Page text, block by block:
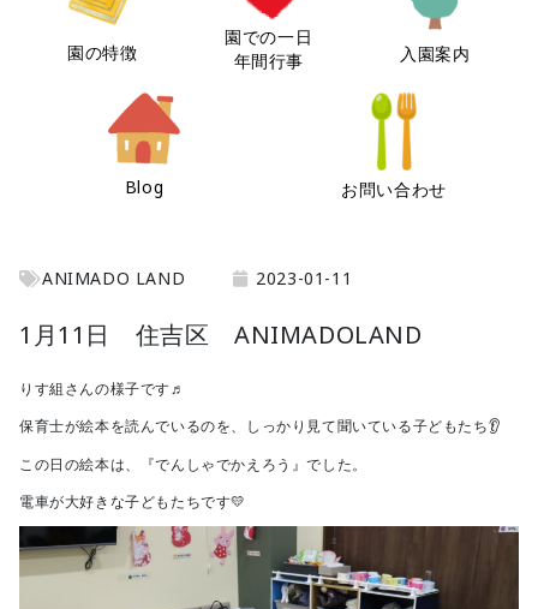
園の特徴
園での一日
年間行事
入園案内
Blog お問い合わせ
ANIMADO LAND 2023-01-11
1月11日 住吉区 ANIMADOLAND
りす組さんの様子です♬
保育士が絵本を読んでいるのを、しっかり見て聞いている子どもたち👂
この日の絵本は、『でんしゃでかえろう』でした。
電車が大好きな子どもたちです💛